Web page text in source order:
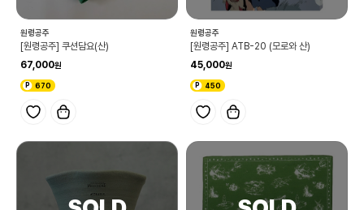
원령공주
[원령공주] 쿠션담요(산)
67,000
670
원령공주
[원령공주] ATB-20 (모로와 산)
45,000
450